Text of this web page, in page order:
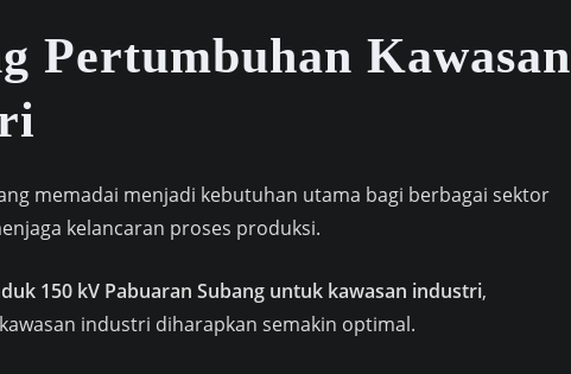
Pertumbuhan Kawasan
memadai menjadi kebutuhan utama bagi berbagai sektor
kelancaran proses produksi.
150 kV Pabuaran Subang untuk kawasan industri,
industri diharapkan semakin optimal.